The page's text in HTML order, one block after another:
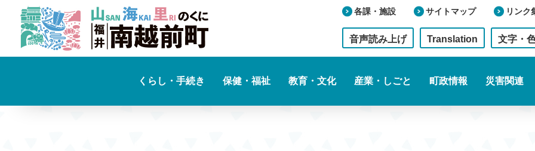
各課・施設 サイトマップ リンク
音声読み上げ Translation 文字・
くらし・手続き 保健・福祉 教育・文化 産業・しごと 町政情報 災害関連